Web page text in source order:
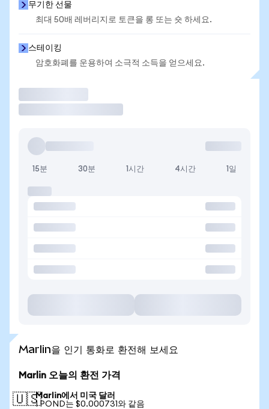
무기한 선물
최대 50배 레버리지로 토큰을 롱 또는 숏 하세요.
스테이킹
암호화폐를 운용하여 소극적 소득을 얻으세요.
15분 30분 1시간 4시간 1일
Marlin을 인기 통화로 환전해 보세요
Marlin 오늘의 환전 가격
🇺🇸Marlin에서 미국 달러
1 POND는 $0.000731와 같음